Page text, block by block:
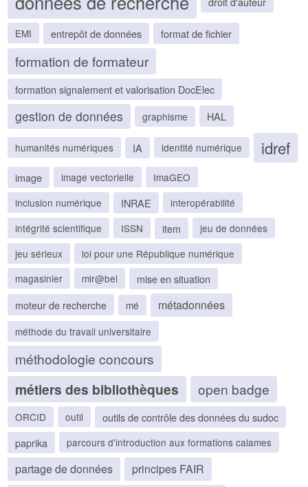
EMI entrepôt de données format de fichier
formation de formateur
formation signalement et valorisation DocElec
gestion de données graphisme HAL
humanités numériques IA identité numérique idref
image image vectorielle
ImaGEO
inclusion numérique
INRAE
interopérabilité
intégrité scientifique
ISSN item
jeu de données
jeu sérieux
loi pour une République numérique
magasinier
mir@bel
mise en situation
moteur de recherche
mé métadonnées
méthode du travail universitaire
méthodologie concours
métiers des bibliothèques open badge
ORCID outil
outils de contrôle des données du sudoc
paprika
parcours d'introduction aux formations calames
partage de données principes FAIR